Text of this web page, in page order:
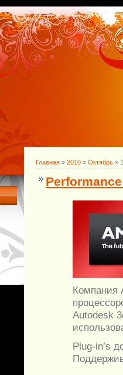
Главная » 2010 » Октябрь »
Компания
Autodesk
Plug-in’s